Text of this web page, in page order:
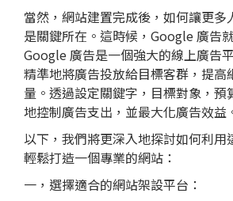
當然，網站建置完成後，如何讓更多
是關鍵所在。這時候，Google 廣告
Google 廣告是一個強大的線上廣告
精準地將廣告投放給目標客群，提高
量。透過設定關鍵字，目標對象，預
地控制廣告支出，並最大化廣告效益
以下，我們將更深入地探討如何利用
輕鬆打造一個專業的網站：
一，選擇適合的網站架設平台：